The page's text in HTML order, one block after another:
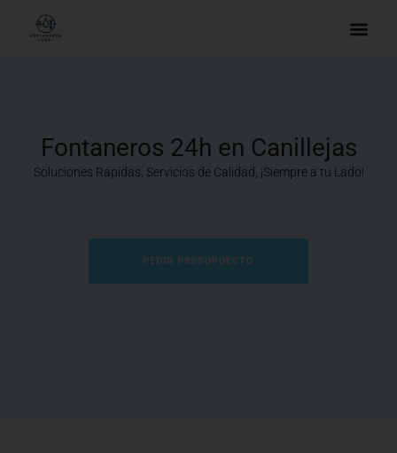
Fontaneros 24h en Canillejas
Soluciones Rápidas, Servicios de Calidad, ¡Siempre a tu Lado!
PEDIR PRESUPUESTO